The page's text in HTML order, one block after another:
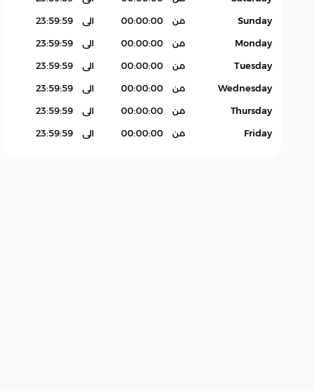
Sunday من 00:00:00 الى 23:59:59
Monday من 00:00:00 الى 23:59:59
Tuesday من 00:00:00 الى 23:59:59
Wednesday من 00:00:00 الى 23:59:59
Thursday من 00:00:00 الى 23:59:59
Friday من 00:00:00 الى 23:59:59